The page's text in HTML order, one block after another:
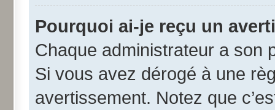
Pourquoi ai-je reçu un
Chaque administrateur a son
Si vous avez dérogé à une
avertissement. Notez que